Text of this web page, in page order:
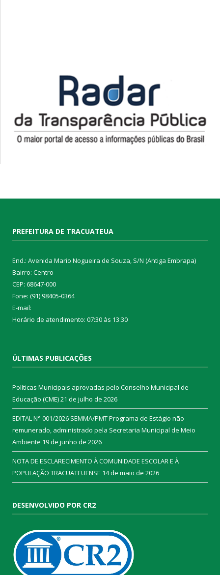
PREFEITURA DE TRACUATEUA
End.: Avenida Mario Nogueira de Souza, S/N (Antiga Embrapa)
Bairro: Centro
CEP: 68647-000
Fone: (91) 98405-0364
E-mail:
Horário de atendimento: 07:30 às 13:30
ÚLTIMAS PUBLICAÇÕES
Políticas Municipais aprovadas pelo Conselho Municipal de
Educação (CME)21 de julho de 2026
EDITAL N° 001/2026 SEMMA/PMT Programa de Estágio não
remunerado, administrado pela Secretaria Municipal de Meio
Ambiente 19 de junho de 2026
NOTA DE ESCLARECIMENTO À COMUNIDADE ESCOLAR E À
POPULAÇÃO TRACUATEUENSE 14 de maio de 2026
DESENVOLVIDO POR CR2